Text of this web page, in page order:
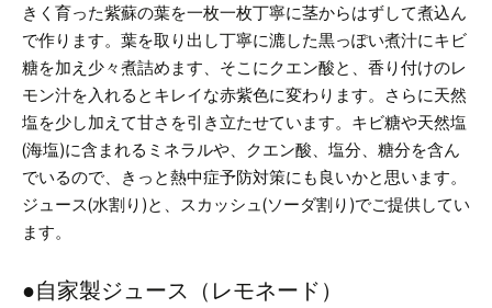
きく育った紫蘇の葉を一枚一枚丁寧に茎からはずして煮込ん
で作ります。葉を取り出し丁寧に漉した黒っぽい煮汁にキビ
糖を加え少々煮詰めます、そこにクエン酸と、香り付けのレ
モン汁を入れるとキレイな赤紫色に変わります。さらに天然
塩を少し加えて甘さを引き立たせています。 キビ糖や天然塩
(海塩)に含まれるミネラルや、クエン酸、塩分、糖分を含ん
でいるので、きっと熱中症予防対策にも良いかと思います。
ジュース(水割り)と、スカッシュ(ソーダ割り)でご提供してい
ます。
●自家製ジュース（レモネード）